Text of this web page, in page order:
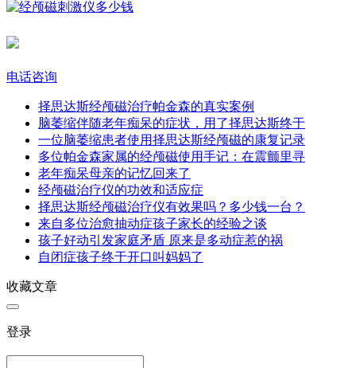
电话咨询
择思达斯经颅磁治疗帕金森的真实案例​
脑萎缩伴随老年痴呆的症状，用了择思达斯终于
一位脑萎缩患者使用择思达斯经颅磁的康复记录
多位帕金森家属的经颅磁使用手记：在震颤里寻
老年痴呆母亲的记忆回来了​
经颅磁治疗仪的功效和适应症
择思达斯经颅磁治疗仪有效果吗？多少钱一台？
来自多位治愈抽动症孩子家长的经验之谈
孩子好动引发家庭矛盾 原来是多动症惹的祸
自闭症孩子终于开口叫妈妈了
收藏文章
登录